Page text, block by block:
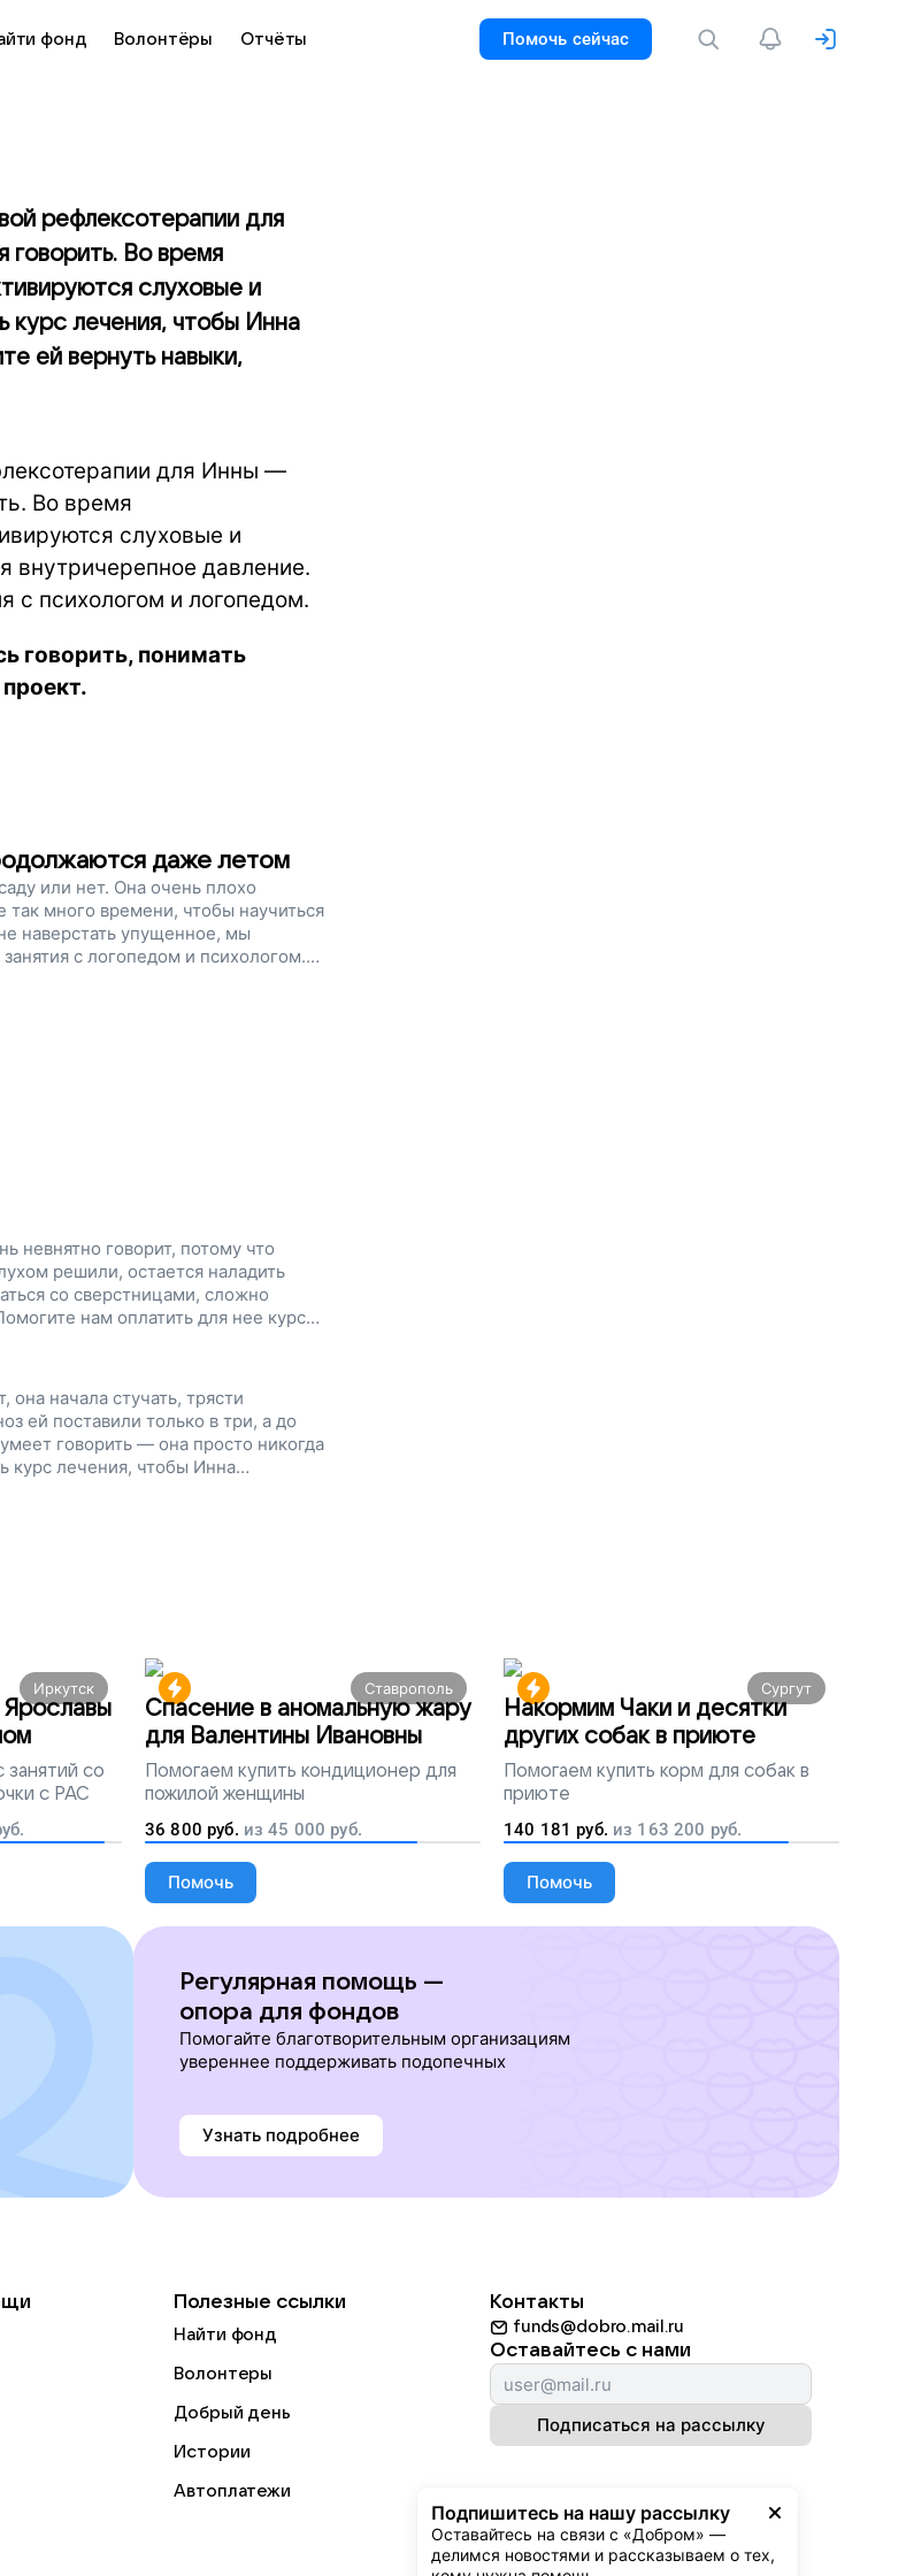
фонд Волонтёры Отчёты Помочь сейчас
рефлексотерапии для
говорить. Во время
слуховые и
курс лечения, чтобы Инна
ей вернуть навыки,
для Инны —
Во время
слуховые и
внутричерепное давление.
с психологом и логопедом.
говорить, понимать
даже летом
или нет. Она очень плохо
так много времени, чтобы научиться
наверстать упущенное, мы
с логопедом и психологом.
вечером рассказывать маме,
невнятно говорит, потому что
решили, остается наладить
со сверстницами, сложно
нам оплатить для нее курс
наш проект!
начала стучать, трясти
ей поставили только в три, а до
говорить — она просто никогда
курс лечения, чтобы Инна
Иркутск
Ярославы
занятий со
с РАС
Ставрополь
Спасение в аномальную жару
для Валентины Ивановны
Помогаем купить кондиционер для
пожилой женщины
36 800 руб. из45 000 руб.
Помочь
Сургут
Накормим Чаки и десятки
других собак в приюте
Помогаем купить корм для собак в
приюте
140 181 руб. из 163 200 руб.
Помочь
Регулярная помощь —
опора для фондов
Помогайте благотворительным организациям
увереннее поддерживать подопечных
Узнать подробнее
Подпишитесь на нашу рассылку
Оставайтесь на связи с «Добром» —
делимся новостями и рассказываем о тех,
Полезные ссылки
Найти фонд
Волонтеры
Добрый день
Истории
Автоплатежи
Контакты
funds@dobro.mail.ru
Оставайтесь с нами
Подписаться на рассылку